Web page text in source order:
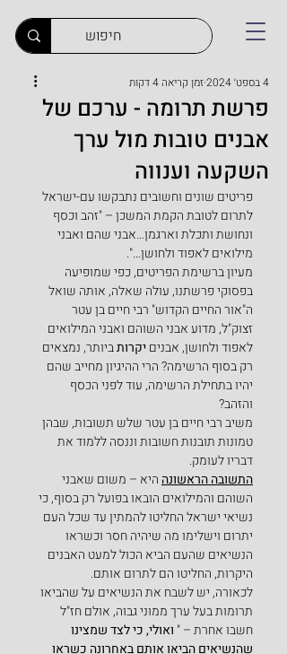
פרשת תרומה - ערכם של
אבנים טובות מול ערך
השקעה וענווה
4 בספט׳ 2024 זמן קריאה 4 דקות
פריטים שונים וחשובים נתבקשו עם-ישראל
לתרום לטובת הקמת המשכן – "זהב וכסף
ונחושת ותכלת וארגמן…אבני שהם ואבני
מילואים לאפוד ולחושן…".
מעיון ברשימת הפריטים, כפי שמופיעה
בפסוקי פרשתנו, עולה שאלה, אותה שואל
ה"אור החיים הקדוש" רבי חיים בן עטר
זצוק"ל, מדוע אבני השוהם ואבני המילואים
לאפוד ולחושן, אבנים יקרות ביותר, נמצאים
רק בסוף הרשימה? הרי ההיגיון מחייב שהם
יהיו בתחילת הרשימה, עוד לפני הכסף
והזהב?
משיב רבי חיים בן עטר שלש תשובות, שבהן
טמונות תובנות חשובות וננסה ללמוד את
דבריו לעומק.
התשובה הראשונה היא – משום שאבני
השוהם והמילואים הובאו בפועל רק בסוף, כי
נשיאי ישראל החליטו להמתין עד שכל העם
יתרום וישלימו מה שיהיה חסר וכשראו
הנשיאים שהעם הביא הכול למעט האבנים
היקרות, החליטו הם לתרום אותם.
לכאורה, יש לשבח את הנשיאים על שהביאו
תרומות בעל ערך ממוני גבוה, אולם חז"ל
חשבו אחרת – " ואולי, כי לצד שמצינו
שהנשיאים הביאו אותם באחרונה כשראו